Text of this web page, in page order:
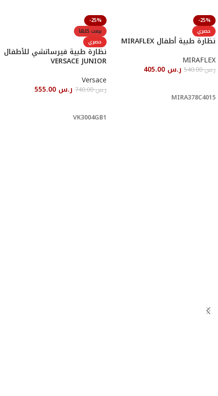
-25%
حصري
نظارة طبية أطفال MIRAFLEX
MIRAFLEX
ر.س540.00 ر.س
MIRA378C4015
-25%
بيعت كلها
حصري
نظارة طبية فيرساتشي للأطفال
VERSACE JUNIOR
Versace
ر.س740.00 ر.س
VK3004GB1